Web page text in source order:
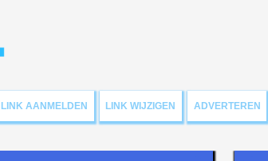
LINK AANMELDEN LINK WIJZIGEN ADVERTEREN